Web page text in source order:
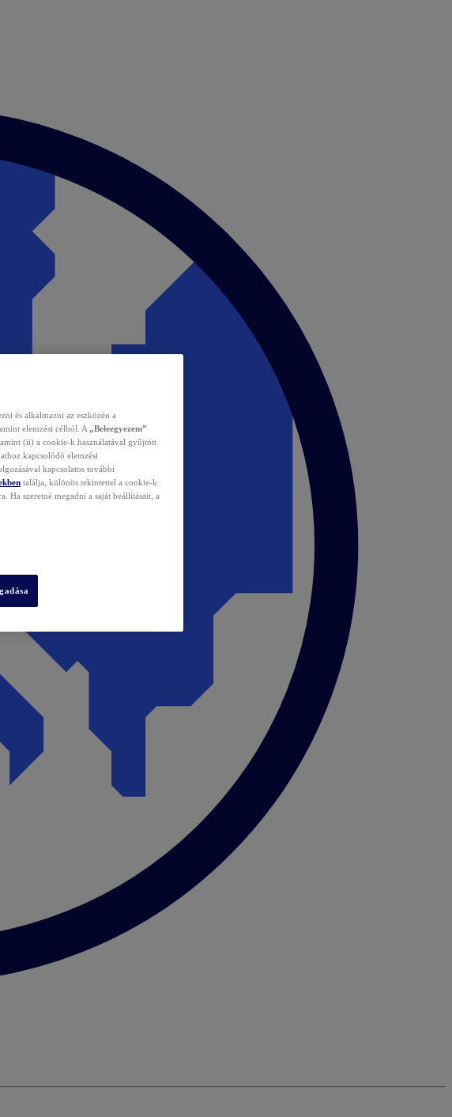
és alkalmazni az eszközén a
elemzési célból. A „Beleegyezem”
(ii) a cookie-k használatával gyűjtött
kapcsolódó elemzési
kapcsolatos további
találja, különös tekintettel a cookie-k
Ha szeretné megadni a saját beállításait, a